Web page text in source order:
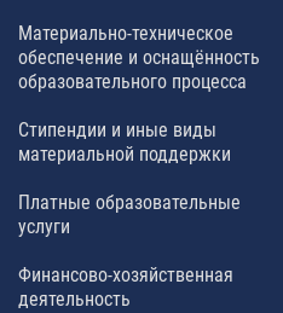
Материально-техническое
обеспечение и оснащённость
образовательного процесса
Стипендии и иные виды
материальной поддержки
Платные образовательные
услуги
Финансово-хозяйственная
деятельность